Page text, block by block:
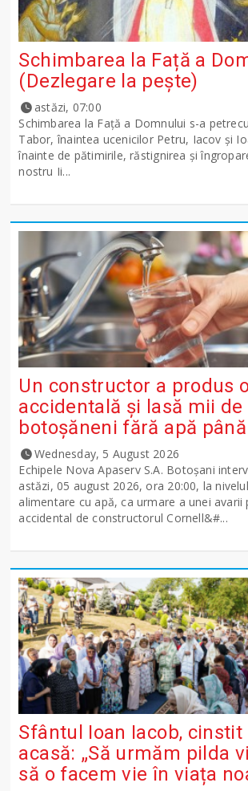
Schimbarea la Față a
(Dezlegare la peşte)
astăzi, 07:00
Schimbarea la Față a Domnului s-a
Tabor, înaintea ucenicilor Petru, Iacov și
înainte de pătimirile, răstignirea și
nostru Ii...
Un constructor a produs
accidentală și lasă mii de
botoșăneni fără apă
Wednesday, 5 August 2026
Echipele Nova Apaserv S.A. Botoșani
astăzi, 05 august 2026, ora 20:00, la
alimentare cu apă, ca urmare a unei avarii
accidental de constructorul Cornell&#...
Sfântul Ioan Iacob, cinstit
acasă: „Să urmăm pilda
să o facem vie în viața